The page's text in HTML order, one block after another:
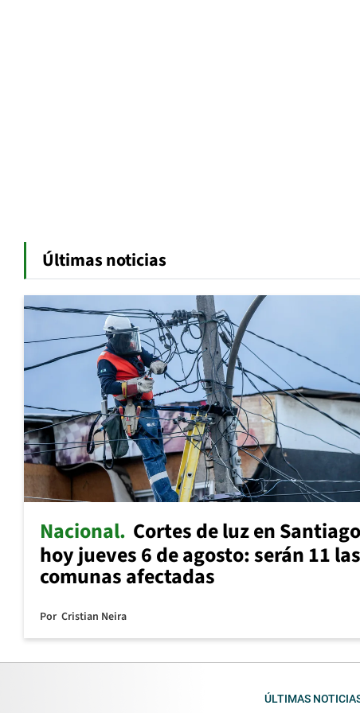
Últimas noticias
Nacional Cortes de luz en Santiago
hoy jueves 6 de agosto: serán 11 las
comunas afectadas
Por Cristian Neira
ÚLTIMAS